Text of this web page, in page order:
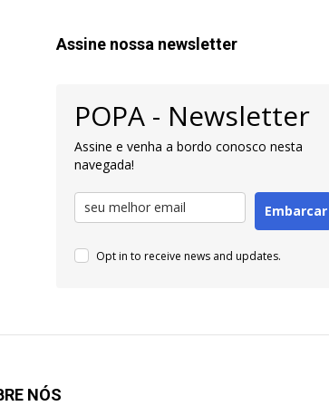
Assine nossa newsletter
POPA - Newsletter
Assine e venha a bordo conosco nesta
navegada!
Embarcar
Opt in to receive news and updates.
NÓS